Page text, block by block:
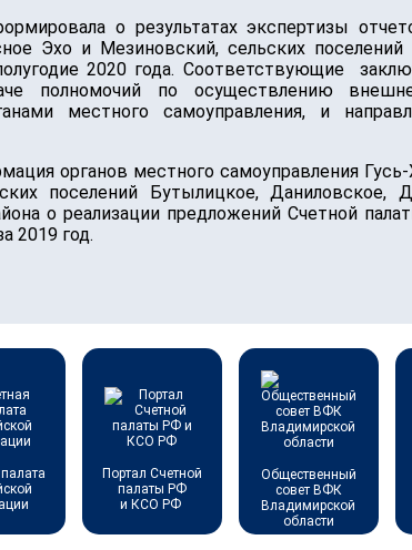
о результатах экспертизы
Эхо и Мезиновский, сельских
2020 года. Соответствующие
полномочий по осуществлению
местного самоуправления, и
органов местного самоуправления
поселений Бутылицкое, Даниловское,
о реализации предложений Счетной
2019 год.
Портал Счетной
палаты РФ
и КСО РФ
Общественный
совет ВФК
Владимирской
области